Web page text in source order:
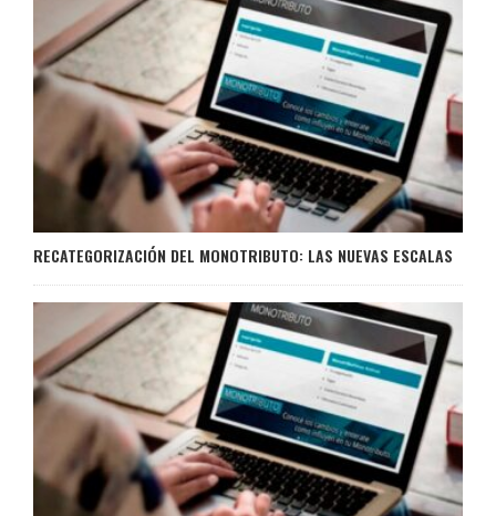
RECATEGORIZACIÓN DEL MONOTRIBUTO: LAS NUEVAS ESCALAS